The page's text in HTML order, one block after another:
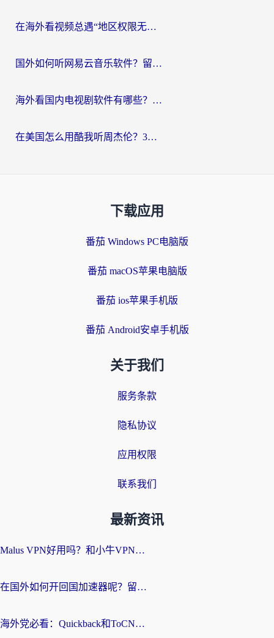
在海外看视频总遇“地区权限无法观看”？这篇攻略帮你轻松解锁国内影视动漫
国外如何听网易云音乐软件？留学生亲测有效的回国加速方案
海外看国内电视剧软件有哪些？海外党专属追剧指南来了
在美国怎么用酷我听周杰伦？3步解决海外听歌地域限制，附QQ音乐网易云通用技巧
下载应用
番茄 Windows PC电脑版
番茄 macOS苹果电脑版
番茄 ios苹果手机版
番茄 Android安卓手机版
关于我们
服务条款
隐私协议
应用权限
联系我们
最新资讯
Malus VPN好用吗？和小牛VPN对比哪个回国效果更好？海外党亲测实用指南
在国外如何开回国加速器呢？留学生亲测的无缝访问国内资源指南
海外党必看：Quickback和ToCN好用吗？3分钟选对回国加速器的实用指南